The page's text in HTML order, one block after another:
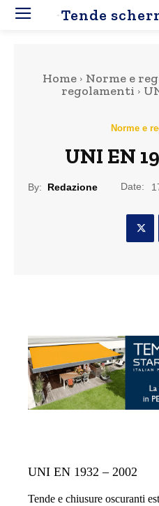
Tende
Home Norme e
regolamenti
Norme e
UNI EN
By: Redazione Date:
UNI EN 1932 – 2002
Tende e chiusure oscuranti